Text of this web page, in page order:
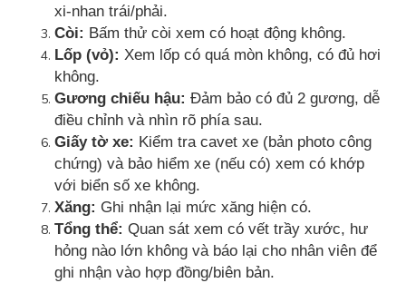
xi-nhan trái/phải.
Còi: Bấm thử còi xem có hoạt động không.
Lốp (vỏ): Xem lốp có quá mòn không, có đủ hơi
không.
Gương chiếu hậu: Đảm bảo có đủ 2 gương, dễ
điều chỉnh và nhìn rõ phía sau.
Giấy tờ xe: Kiểm tra cavet xe (bản photo công
chứng) và bảo hiểm xe (nếu có) xem có khớp
với biển số xe không.
Xăng: Ghi nhận lại mức xăng hiện có.
Tổng thể: Quan sát xem có vết trầy xước, hư
hỏng nào lớn không và báo lại cho nhân viên để
ghi nhận vào hợp đồng/biên bản.